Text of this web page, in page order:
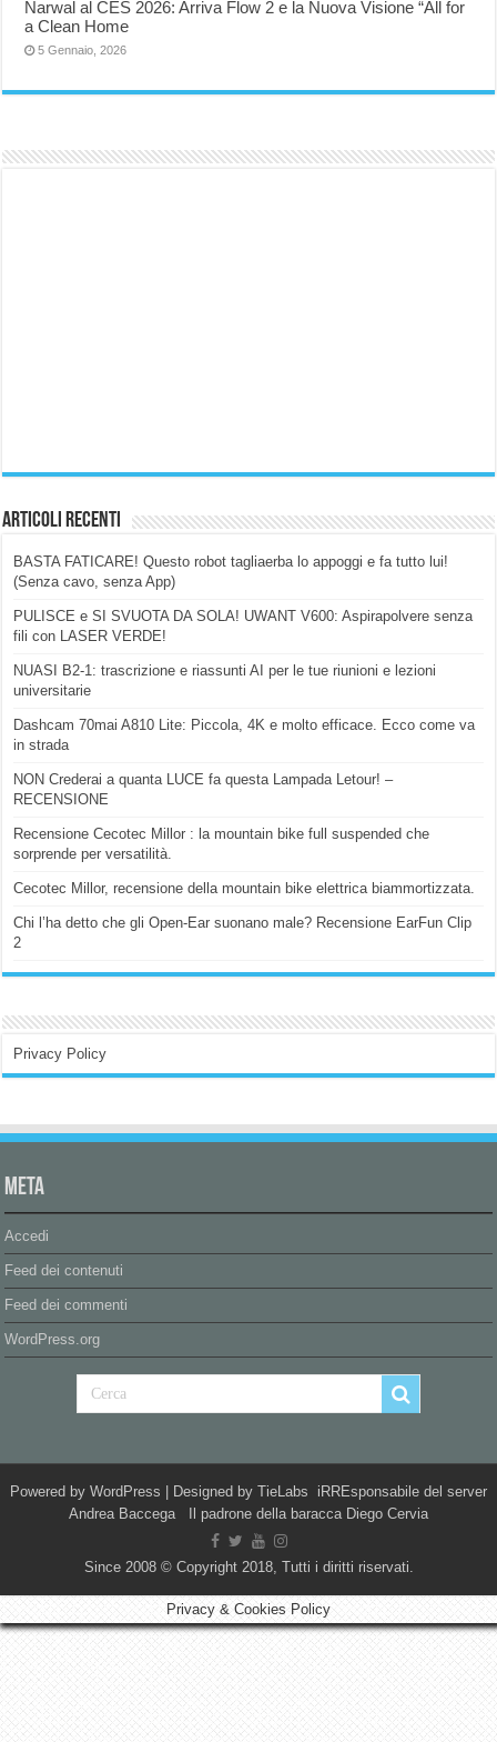
Narwal al CES 2026: Arriva Flow 2 e la Nuova Visione “All for
a Clean Home
5 Gennaio, 2026
Articoli Recenti
BASTA FATICARE! Questo robot tagliaerba lo appoggi e fa tutto lui!
(Senza cavo, senza App)
PULISCE e SI SVUOTA DA SOLA! UWANT V600: Aspirapolvere senza
fili con LASER VERDE!
NUASI B2-1: trascrizione e riassunti AI per le tue riunioni e lezioni
universitarie
Dashcam 70mai A810 Lite: Piccola, 4K e molto efficace. Ecco come va
in strada
NON Crederai a quanta LUCE fa questa Lampada Letour! –
RECENSIONE
Recensione Cecotec Millor : la mountain bike full suspended che
sorprende per versatilità.
Cecotec Millor, recensione della mountain bike elettrica biammortizzata.
Chi l’ha detto che gli Open-Ear suonano male? Recensione EarFun Clip
2
Privacy Policy
Meta
Accedi
Feed dei contenuti
Feed dei commenti
WordPress.org
Powered by WordPress | Designed by TieLabs iRREsponsabile del server
Andrea Baccega Il padrone della baracca Diego Cervia
Since 2008 © Copyright 2018, Tutti i diritti riservati.
Privacy & Cookies Policy